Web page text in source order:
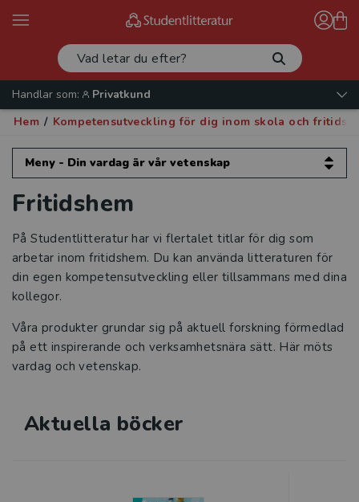
Handlar som:
Privatkund
Hem / Kompetensutveckling för dig inom skola och
Meny - Din vardag är vår vetenskap
Din vardag är vår vetenskap
Kompetensutveckling för dig inom
förskola
Kompetensutveckling för dig inom skola
Intervjuer
Läsfrämjande arbete
Fritidshem
På Studentlitteratur har vi flertalet titlar för dig som
arbetar inom fritidshem. Du kan använda litteraturen för
din egen kompetensutveckling eller tillsammans med dina
kollegor.
Våra produkter grundar sig på aktuell forskning förmedlad
på ett inspirerande och verksamhetsnära sätt. Här möts
vardag och vetenskap.
Aktuella böcker